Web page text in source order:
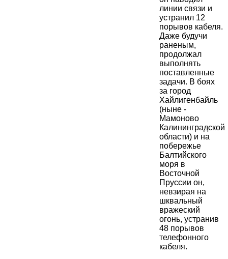
линии связи и
устранил 12
порывов кабеля.
Даже будучи
раненым,
продолжал
выполнять
поставленные
задачи. В боях
за город
Хайлигенбайль
(ныне -
Мамоново
Калининградской
области) и на
побережье
Балтийского
моря в
Восточной
Пруссии он,
невзирая на
шквальный
вражеский
огонь, устранив
48 порывов
телефонного
кабеля.